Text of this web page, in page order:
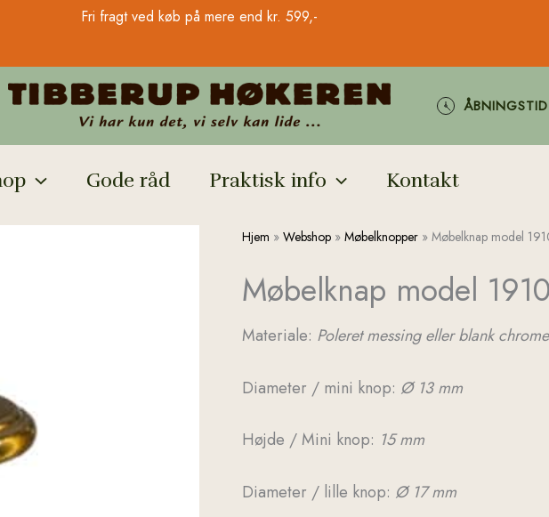
Fri fragt ved køb på mere end kr. 599,-
Gode råd Praktisk info Kontakt
Hjem » Webshop » Møbelknopper » Møbelknap model
Møbelknap model 1910
Materiale: Poleret messing eller blank chrome
Diameter / mini knop: Ø 13 mm
Højde / Mini knop: 15 mm
Diameter / lille knop: Ø 17 mm
Møbelknap
1910
antal